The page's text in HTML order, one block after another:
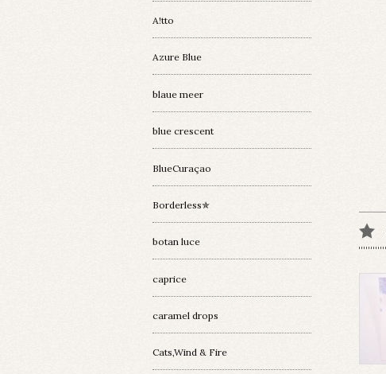
A!tto
Azure Blue
blaue meer
blue crescent
BlueCuraçao
Borderless✯
botan luce
caprice
caramel drops
Cats,Wind & Fire